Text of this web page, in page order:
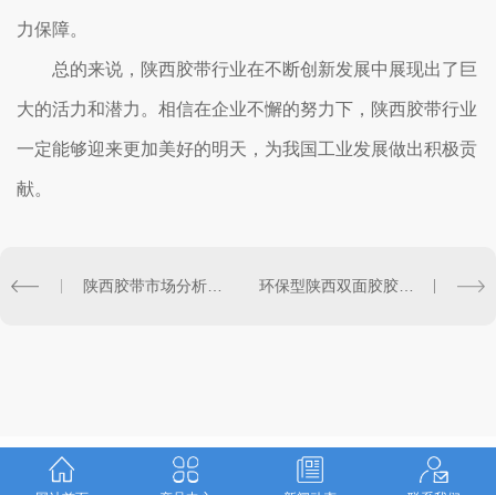
力保障。
总的来说，陕西胶带行业在不断创新发展中展现出了巨
大的活力和潜力。相信在企业不懈的努力下，陕西胶带行业
一定能够迎来更加美好的明天，为我国工业发展做出积极贡
献。